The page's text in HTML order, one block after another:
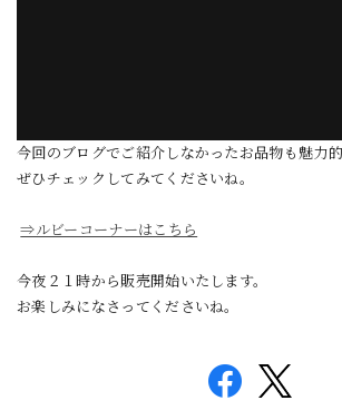
今回のブログでご紹介しなかったお品物も魅力的
ぜひチェックしてみてくださいね。
⇒ルビーコーナーはこちら
今夜２１時から販売開始いたします。
お楽しみになさってくださいね。